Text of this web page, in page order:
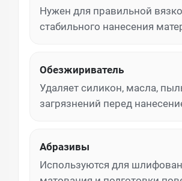
Нужен для правильной
стабильного нанесения
Обезжириватель
Удаляет силикон, масла,
загрязнений перед
Абразивы
Используются для